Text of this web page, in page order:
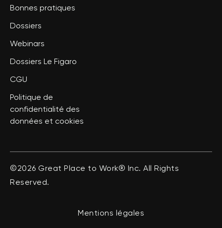
Bonnes pratiques
Dossiers
Webinars
Dossiers Le Figaro
CGU
Politique de
confidentialité des
données et cookies
©2026 Great Place to Work® Inc. All Rights
Reserved.
Mentions légales